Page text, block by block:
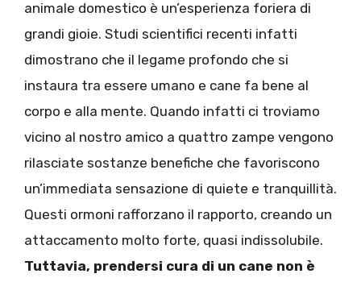
animale domestico è un’esperienza foriera di
grandi gioie. Studi scientifici recenti infatti
dimostrano che il legame profondo che si
instaura tra essere umano e cane fa bene al
corpo e alla mente. Quando infatti ci troviamo
vicino al nostro amico a quattro zampe vengono
rilasciate sostanze benefiche che favoriscono
un’immediata sensazione di quiete e tranquillità.
Questi ormoni rafforzano il rapporto, creando un
attaccamento molto forte, quasi indissolubile.
Tuttavia, prendersi cura di un cane non è